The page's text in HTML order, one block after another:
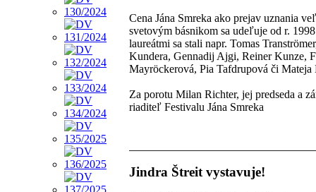
Cena Jána Smreka ako prejav uznania
svetovým básnikom sa udeľuje od r.
laureátmi sa stali napr. Tomas
Kundera, Gennadij Ajgi, Reiner Kunze,
Mayröckerová, Pia Tafdrupová či Mateja
Za porotu Milan Richter, jej predseda a
riaditeľ Festivalu Jána Smreka
Jindra Štreit vystavuje!